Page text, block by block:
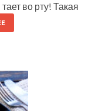
во рту! Такая